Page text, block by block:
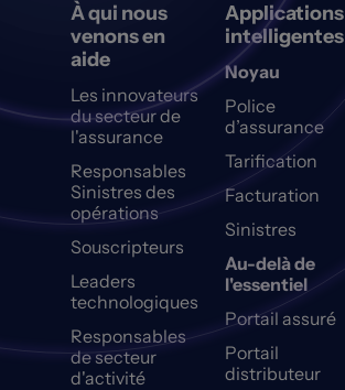
À qui nous
venons en
aide
Les innovateurs
du secteur de
l'assurance
Responsables
Sinistres des
opérations
Souscripteurs
Leaders
technologiques
Responsables
de secteur
d'activité
Applications
intelligentes
Noyau
Police
d’assurance
Tarification
Facturation
Sinistres
Au-delà de
l'essentiel
Portail assuré
Portail
distributeur